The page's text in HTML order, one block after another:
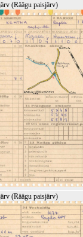
(Räägu paisjärv)
(Räägu paisjärv)